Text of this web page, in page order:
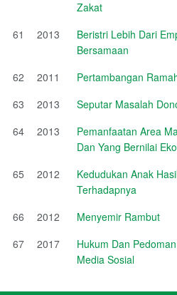
Zakat
61
2013
Beristri Lebih Dari
Bersamaan
62
2011
Pertambangan
63
2013
Seputar Masalah
64
2013
Pemanfaatan Area
Dan Yang Bernilai
65
2012
Kedudukan Anak
Terhadapnya
66
2012
Menyemir Rambut
67
2017
Hukum Dan
Media Sosial